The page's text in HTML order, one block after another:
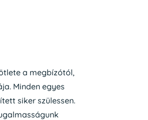
a megbízótól,
Minden egyes
siker szülessen.